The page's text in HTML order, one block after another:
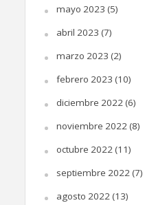
mayo 2023 (5)
abril 2023 (7)
marzo 2023 (2)
febrero 2023 (10)
diciembre 2022 (6)
noviembre 2022 (8)
octubre 2022 (11)
septiembre 2022 (7)
agosto 2022 (13)